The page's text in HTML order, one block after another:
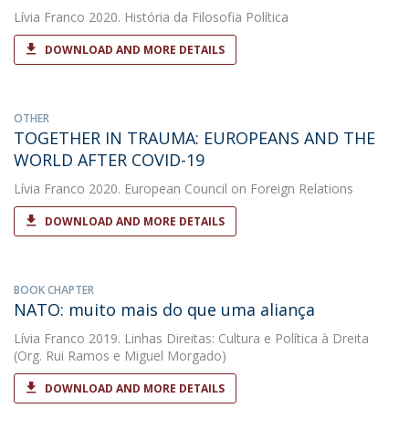
Lívia Franco 2020. História da Filosofia Política
DOWNLOAD AND MORE DETAILS
OTHER
TOGETHER IN TRAUMA: EUROPEANS AND THE
WORLD AFTER COVID-19
Lívia Franco 2020. European Council on Foreign Relations
DOWNLOAD AND MORE DETAILS
BOOK CHAPTER
NATO: muito mais do que uma aliança
Lívia Franco 2019. Linhas Direitas: Cultura e Política à Dreita
(Org. Rui Ramos e Miguel Morgado)
DOWNLOAD AND MORE DETAILS